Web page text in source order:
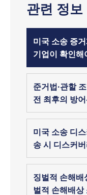
관련 정보
미국 소송 증
기업이 확인해
준거법·관할
전 최후의 방
미국 소송 디
송 시 디스커
징벌적 손해배
벌적 손해배상